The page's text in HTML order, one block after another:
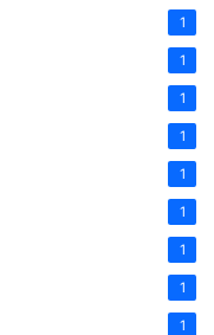
1
1
1
1
1
1
1
1
1